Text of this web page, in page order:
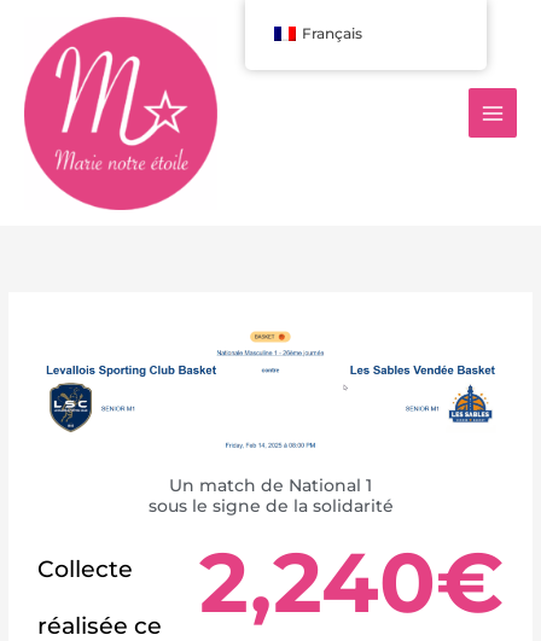
contenu
Un match de National 1
sous le signe de la solidarité
Collecte
réalisée ce 2,240€
Français